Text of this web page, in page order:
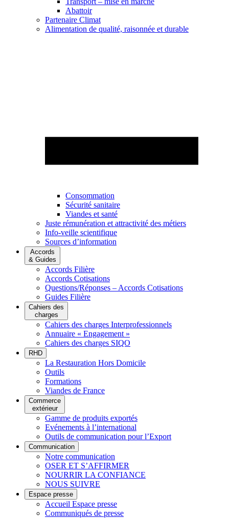
Abattoir
Partenaire Climat
Alimentation de qualité, raisonnée et durable
Consommation
Sécurité sanitaire
Viandes et santé
Juste rémunération et attractivité des métiers
Info-veille scientifique
Sources d’information
Accords
& Guides
Accords Filière
Accords Cotisations
Questions/Réponses – Accords Cotisations
Guides Filière
Cahiers des
charges
Cahiers des charges Interprofessionnels
Annuaire « Engagement »
Cahiers des charges SIQO
RHD
La Restauration Hors Domicile
Outils
Formations
Viandes de France
Commerce
extérieur
Gamme de produits exportés
Evénements à l’international
Outils de communication pour l’Export
Communication
Notre communication
OSER ET S’AFFIRMER
NOURRIR LA CONFIANCE
NOUS SUIVRE
Espace presse
Accueil Espace presse
Communiqués de presse